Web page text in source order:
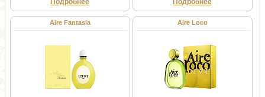
Подробнее Подробнее
Aire Fantasia Aire Loco